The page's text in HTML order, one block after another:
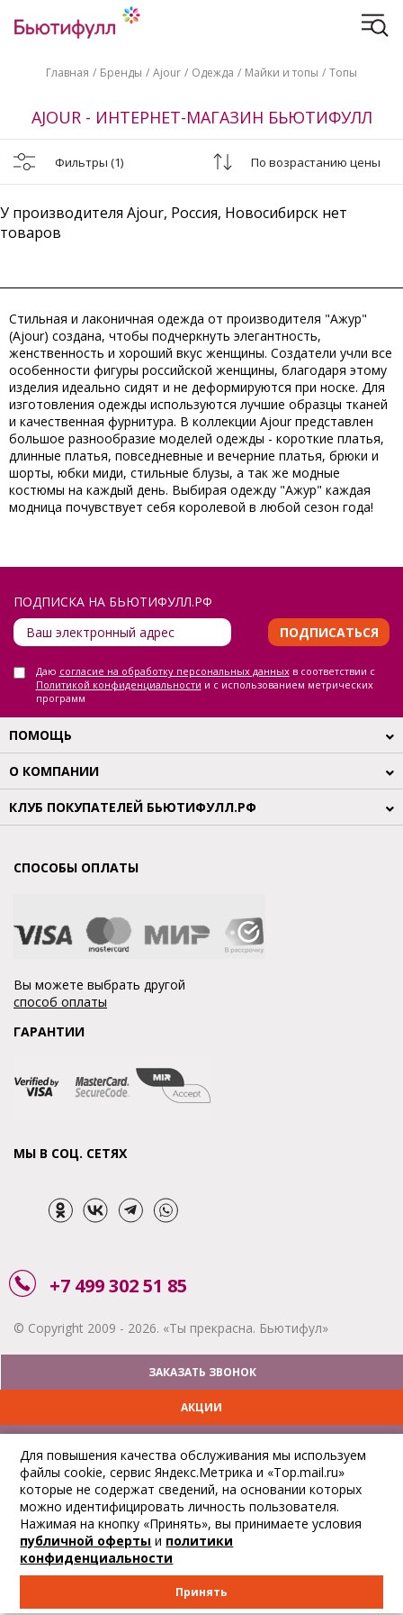
Главная Бренды Ajour Одежда Майки и топы Топы
AJOUR - ИНТЕРНЕТ-МАГАЗИН БЬЮТИФУЛЛ
Фильтры (1) По возрастанию цены
У производителя Ajour, Россия, Новосибирск нет
товаров
Стильная и лаконичная одежда от производителя "Ажур"
(Ajour) создана, чтобы подчеркнуть элегантность,
женственность и хороший вкус женщины. Создатели учли все
особенности фигуры российской женщины, благодаря этому
изделия идеально сидят и не деформируются при носке. Для
изготовления одежды используются лучшие образцы тканей
и качественная фурнитура. В коллекции Ajour представлен
большое разнообразие моделей одежды - короткие платья,
длинные платья, повседневные и вечерние платья, брюки и
шорты, юбки миди, стильные блузы, а так же модные
костюмы на каждый день. Выбирая одежду "Ажур" каждая
модница почувствует себя королевой в любой сезон года!
ПОДПИСКА НА БЬЮТИФУЛЛ.РФ
ПОДПИСАТЬСЯ
Даю согласие на обработку персональных данныхв соответствии с
Политикой конфиденциальности и с использованием метрических
программ
ПОМОЩЬ
О КОМПАНИИ
КЛУБ ПОКУПАТЕЛЕЙ БЬЮТИФУЛЛ.РФ
СПОСОБЫ ОПЛАТЫ
Вы можете выбрать другой
способ оплаты
ГАРАНТИИ
МЫ В СОЦ. СЕТЯХ
+7 499 302 51 85
© Copyright 2009 - 2026. «Ты прекрасна. Бьютифул»
ЗАКАЗАТЬ ЗВОНОК
АКЦИИ
ОПЛАТА
ОТСЛЕДИТЬ ЗАКАЗ
Для повышения качества обслуживания мы используем
файлы cookie, сервис Яндекс.Метрика и «Top.mail.ru»
которые не содержат сведений, на основании которых
можно идентифицировать личность пользователя.
Нажимая на кнопку «Принять», вы принимаете условия
публичной оферты и политики
конфиденциальности
Принять